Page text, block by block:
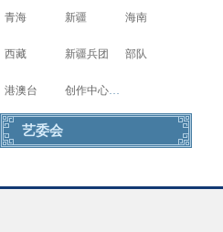
青海 新疆 海南
西藏 新疆兵团 部队
港澳台 创作中心写生基地
艺委会